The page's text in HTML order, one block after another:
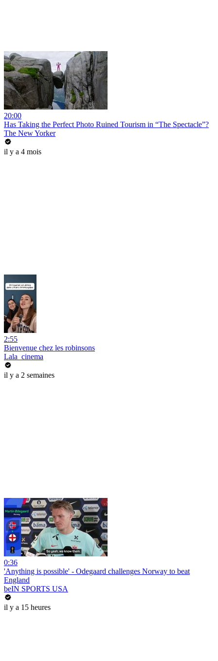
20:00
Has Taking the Perfect Photo Ruined Tourism in “The Spectacle”?
The New Yorker
il y a 4 mois
2:55
Bienvenue chez les robinsons
Lala_cinema
il y a 2 semaines
0:36
'Anything is possible' - Odegaard challenges Norway to beat
England
beIN SPORTS USA
il y a 15 heures